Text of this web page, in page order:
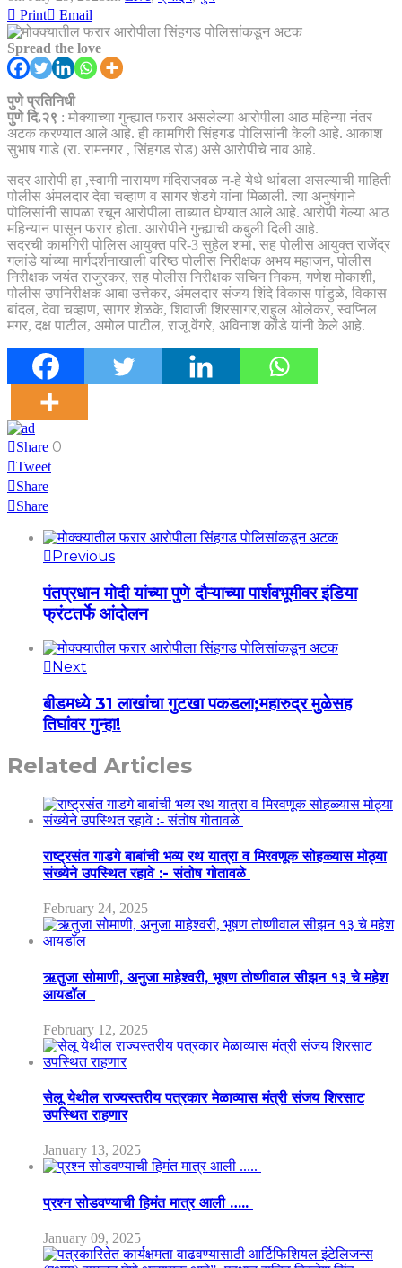
Print
Email
Spread the love
पुणे प्रतिनिधी
पुणे दि.२९ : मोक्याच्या गुन्ह्यात फरार असलेल्या आरोपीला आठ महिन्या नंतर
अटक करण्यात आले आहे. ही कामगिरी सिंहगड पोलिसांनी केली आहे. आकाश
सुभाष गाडे (रा. रामनगर , सिंहगड रोड) असे आरोपीचे नाव आहे.
सदर आरोपी हा ,स्वामी नारायण मंदिराजवळ न-हे येथे थांबला असल्याची माहिती
पोलीस अंमलदार देवा चव्हाण व सागर शेडगे यांना मिळाली. त्या अनुषंगाने
पोलिसांनी सापळा रचून आरोपीला ताब्यात घेण्यात आले आहे. आरोपी गेल्या आठ
महिन्यान पासून फरार होता. आरोपीने गुन्ह्याची कबुली दिली आहे.
सदरची कामगिरी पोलिस आयुक्त परि-3 सुहेल शर्मा, सह पोलीस आयुक्त राजेंद्र
गलांडे यांच्या मार्गदर्शनाखाली वरिष्ठ पोलीस निरीक्षक अभय महाजन, पोलीस
निरीक्षक जयंत राजुरकर, सह पोलीस निरीक्षक सचिन निकम, गणेश मोकाशी,
पोलीस उपनिरीक्षक आबा उत्तेकर, अंमलदार संजय शिंदे विकास पांडुळे, विकास
बांदल, देवा चव्हाण, सागर शेळके, शिवाजी शिरसागर,राहुल ओलेकर, स्वप्निल
मगर, दक्ष पाटील, अमोल पाटील, राजू वेंगरे, अविनाश कोंडे यांनी केले आहे.
Share 0
Tweet
Share
Share
Previous
पंतप्रधान मोदी यांच्या पुणे दौऱ्याच्या पार्शवभूमीवर इंडिया
फ्रंटतर्फे आंदोलन
Next
बीडमध्ये 31 लाखांचा गुटखा पकडला;महारुद्र मुळेसह
तिघांवर गुन्हा!
Related Articles
राष्ट्रसंत गाडगे बाबांची भव्य रथ यात्रा व मिरवणूक सोहळ्यास मोठ्या
संख्येने उपस्थित रहावे :- संतोष गोतावळे
February 24, 2025
ऋतुजा सोमाणी, अनुजा माहेश्वरी, भूषण तोष्णीवाल सीझन १३ चे महेश
आयडॉल
February 12, 2025
सेलू येथील राज्यस्तरीय पत्रकार मेळाव्यास मंत्री संजय शिरसाट
उपस्थित राहणार
January 13, 2025
प्रश्न सोडवण्याची हिमंत मात्र आली …..
January 09, 2025